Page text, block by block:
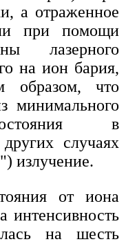
а отраженное
при помощи
лазерного
на ион бария,
образом, что
минимального
в
случаях
излучение.
от иона
интенсивность
на шесть